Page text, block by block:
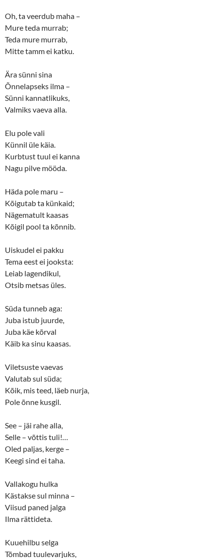
d
o
w
)
n
o
w
)
Oh, ta veerdub maha –
Mure teda murrab;
Teda mure murrab,
Mitte tamm ei katku.
Ära sünni sina
Õnnelapseks ilma –
Sünni kannatlikuks,
Valmiks vaeva alla.
Elu pole vali
Künnil üle käia.
Kurbtust tuul ei kanna
Nagu pilve mööda.
Häda pole maru –
Kõigutab ta künkaid;
Nägematult kaasas
Kõigil pool ta kõnnib.
Uiskudel ei pakku
Tema eest ei jooksta:
Leiab lagendikul,
Otsib metsas üles.
Süda tunneb aga:
Juba istub juurde,
Juba käe kõrval
Käib ka sinu kaasas.
Viletsuste vaevas
Valutab sul süda;
Kõik, mis teed, läeb nurja,
Pole õnne kusgil.
See – jäi rahe alla,
Selle – võttis tuli!…
Oled paljas, kerge –
Keegi sind ei taha.
Vallakogu hulka
Kästakse sul minna –
Viisud paned jalga
Ilma rättideta.
Kuuehilbu selga
Tõmbad tuulevarjuks,